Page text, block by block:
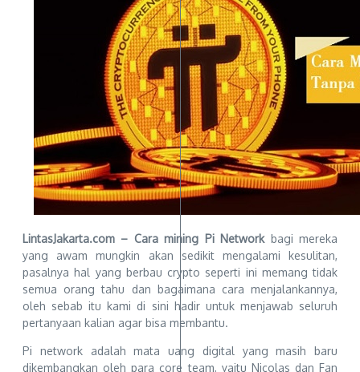
LintasJakarta.com – Cara mining Pi Network bagi mereka
yang awam mungkin akan sedikit mengalami kesulitan,
pasalnya hal yang berbau crypto seperti ini memang tidak
semua orang tahu dan bagaimana cara menjalankannya,
oleh sebab itu kami di sini hadir untuk menjawab seluruh
pertanyaan kalian agar bisa membantu.
Pi network adalah mata uang digital yang masih baru
dikembangkan oleh para core team, yaitu Nicolas dan Fan